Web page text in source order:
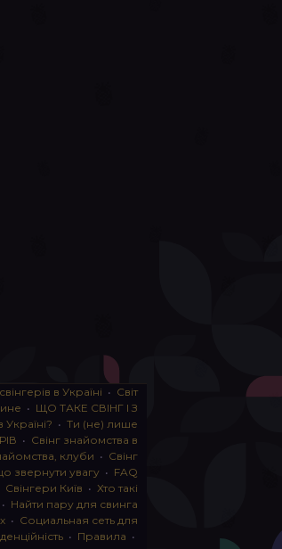
в Україні • Світ
• ЩО ТАКЕ СВІНГ І З
• Ти (не) лише
• Свінг знайомства в
клуби • Свінг
звернути увагу • FAQ
Свінгери Київ • Хто такі
• Найти пару для свинга
• Социальная сеть для
• Правила •